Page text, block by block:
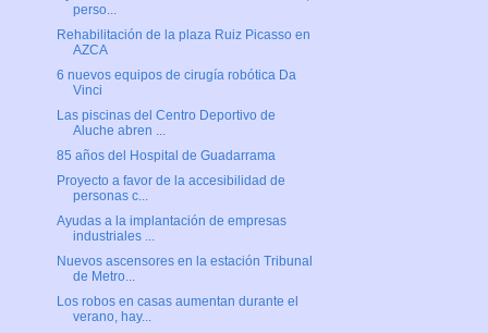
perso...
Rehabilitación de la plaza Ruiz Picasso en
AZCA
6 nuevos equipos de cirugía robótica Da
Vinci
Las piscinas del Centro Deportivo de
Aluche abren ...
85 años del Hospital de Guadarrama
Proyecto a favor de la accesibilidad de
personas c...
Ayudas a la implantación de empresas
industriales ...
Nuevos ascensores en la estación Tribunal
de Metro...
Los robos en casas aumentan durante el
verano, hay...